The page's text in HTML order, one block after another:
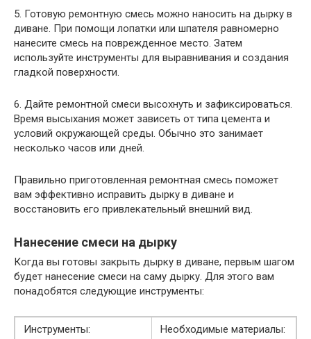
5. Готовую ремонтную смесь можно наносить на дырку в
диване. При помощи лопатки или шпателя равномерно
нанесите смесь на поврежденное место. Затем
используйте инструменты для выравнивания и создания
гладкой поверхности.
6. Дайте ремонтной смеси высохнуть и зафиксироваться.
Время высыхания может зависеть от типа цемента и
условий окружающей среды. Обычно это занимает
несколько часов или дней.
Правильно приготовленная ремонтная смесь поможет
вам эффективно исправить дырку в диване и
восстановить его привлекательный внешний вид.
Нанесение смеси на дырку
Когда вы готовы закрыть дырку в диване, первым шагом
будет нанесение смеси на саму дырку. Для этого вам
понадобятся следующие инструменты:
Инструменты:
Необходимые материалы: